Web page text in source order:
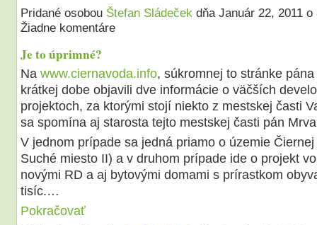
Pridané osobou Štefan Sládečekdňa Január 22, 2011
Žiadne komentáre
Je to úprimné?
Na www.ciernavoda.info, súkromnej to stránke
krátkej dobe objavili dve informácie o väčších
projektoch, za ktorými stojí niekto z mestskej časti
sa spomína aj starosta tejto mestskej časti pán
V jednom prípade sa jedná priamo o územie Čiernej
Suché miesto II) a v druhom prípade ide o projekt
novými RD a aj bytovými domami s prírastkom
tisíc.…
Pokračovať